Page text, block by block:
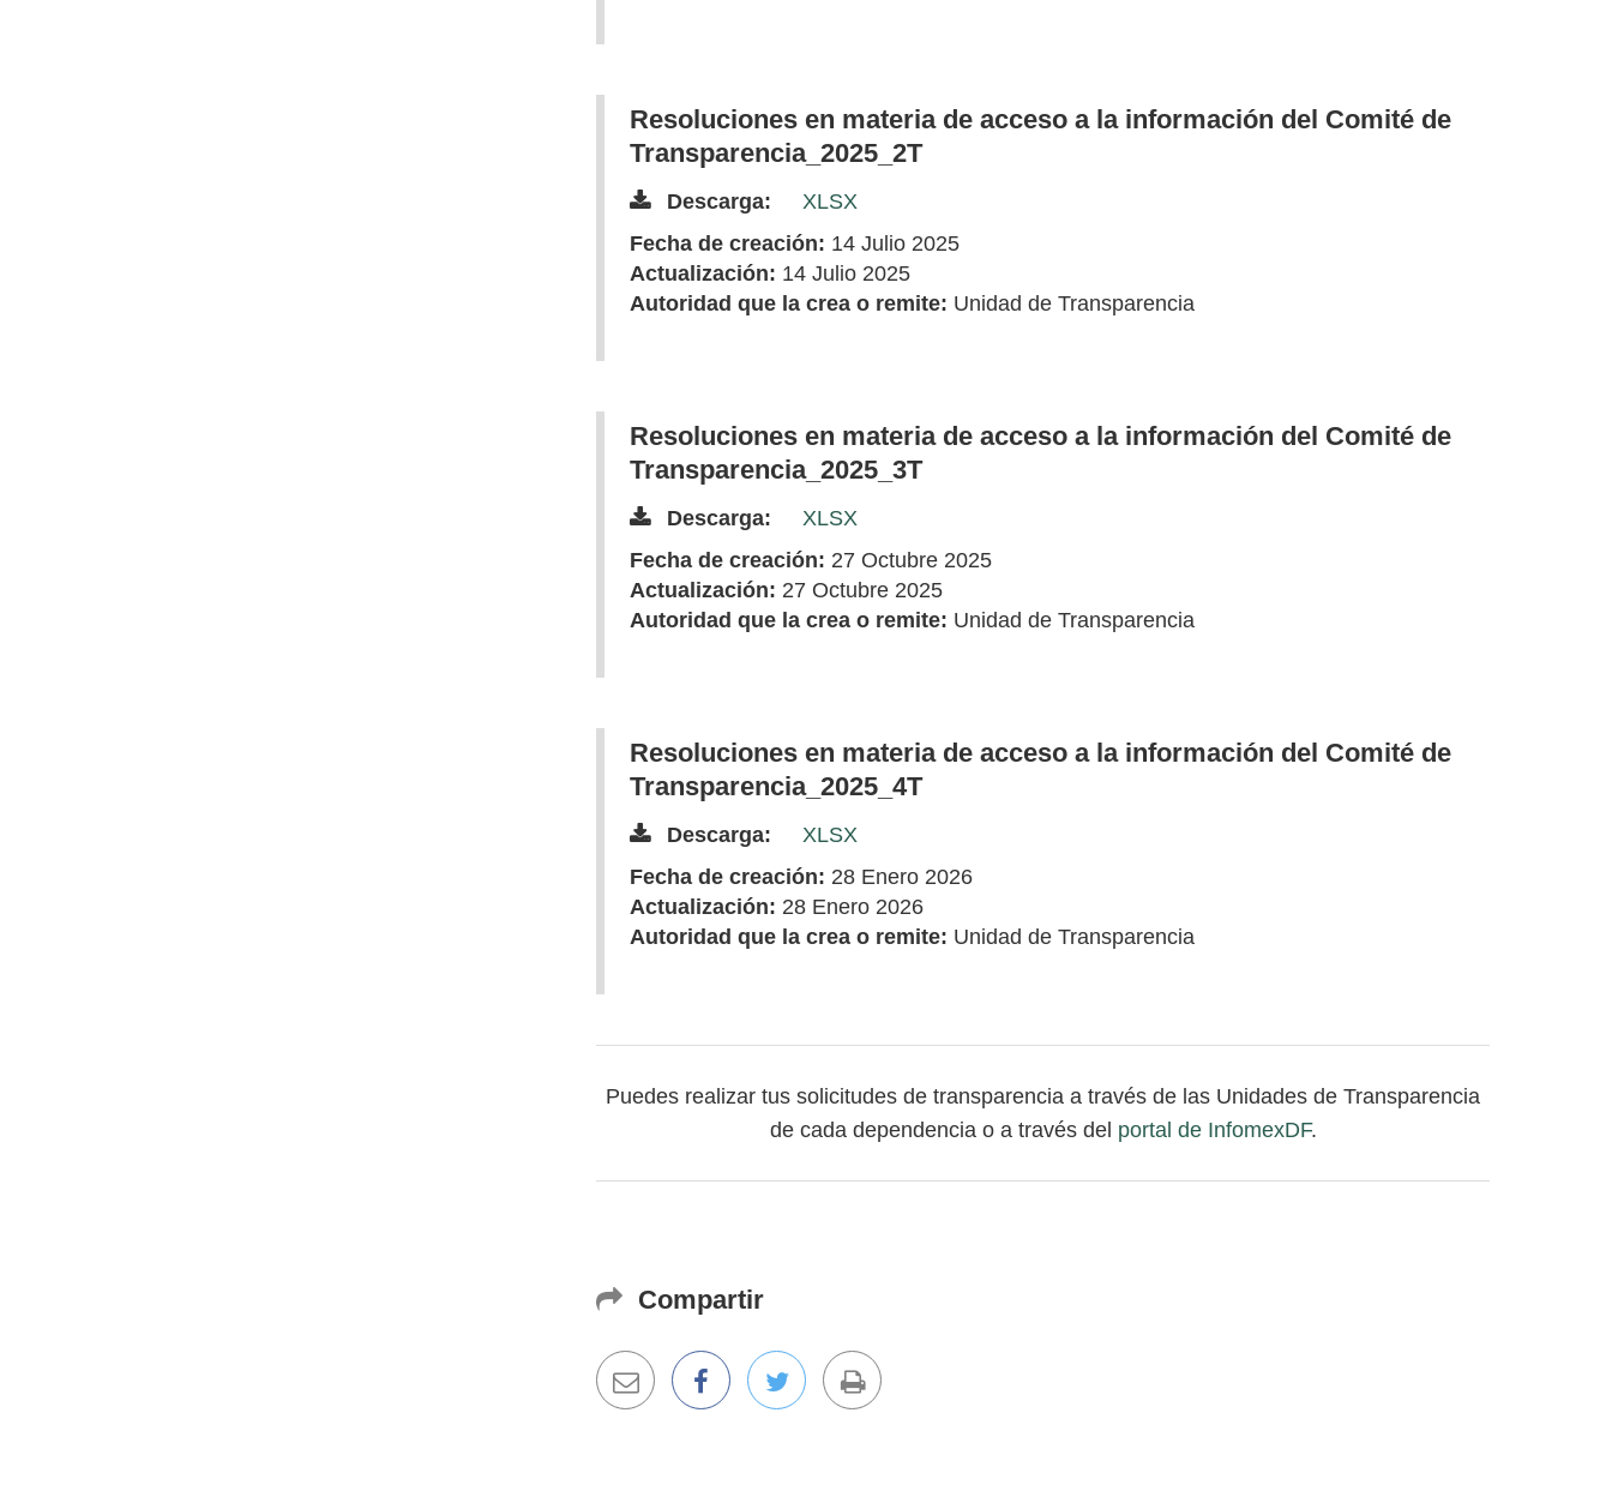
Resoluciones en materia de acceso a la información del Comité de
Transparencia_2025_2T
Descarga:
XLSX
Fecha de creación: 14 Julio 2025
Actualización: 14 Julio 2025
Autoridad que la crea o remite: Unidad de Transparencia
Resoluciones en materia de acceso a la información del Comité de
Transparencia_2025_3T
Descarga:
XLSX
Fecha de creación: 27 Octubre 2025
Actualización: 27 Octubre 2025
Autoridad que la crea o remite: Unidad de Transparencia
Resoluciones en materia de acceso a la información del Comité de
Transparencia_2025_4T
Descarga:
XLSX
Fecha de creación: 28 Enero 2026
Actualización: 28 Enero 2026
Autoridad que la crea o remite: Unidad de Transparencia
Puedes realizar tus solicitudes de transparencia a través de las Unidades de Transparencia
de cada dependencia o a través del portal de InfomexDF.
Compartir